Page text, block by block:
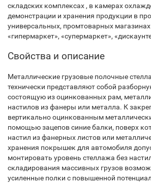
складских комплексах , в камерах
демонстрации и хранения продукции в
универсальных, промтоварных магазинах
«гипермаркет», «супермаркет»,
Свойства и описание
Металлические грузовые полочные
технически представляют собой
состоящую из оцинкованных рам,
настилов из фанеры или металла. К
вертикально оцинкованным
помощью зацепов синие балки, поверх
настил из фанерных листов или
хранения покрышек для автомобиля
монтировать уровень стеллажа без
складирования массивных грузов
усиленные полки с повышенной